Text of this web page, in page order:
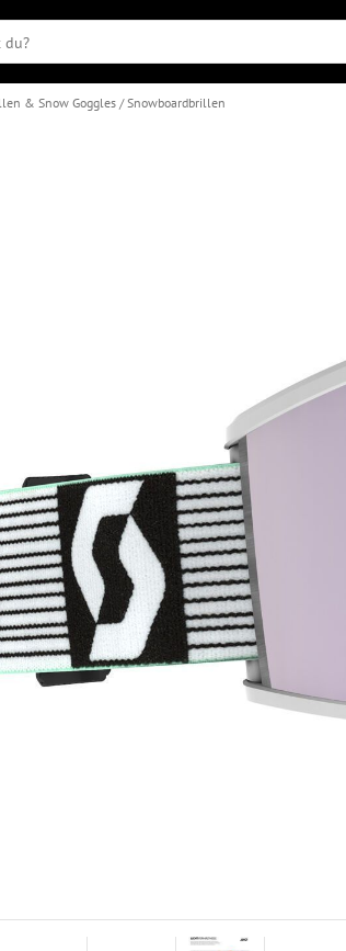
& Snow Goggles Snowboardbrillen